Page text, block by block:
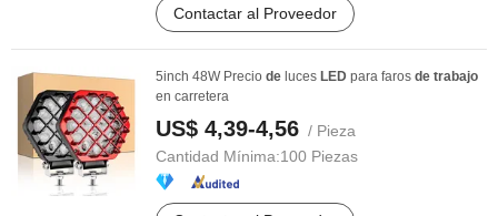
Contactar al Proveedor
5inch 48W Precio de luces LED para faros de trabajo
en carretera
US$ 4,39-4,56 / Pieza
Cantidad Mínima:100 Piezas